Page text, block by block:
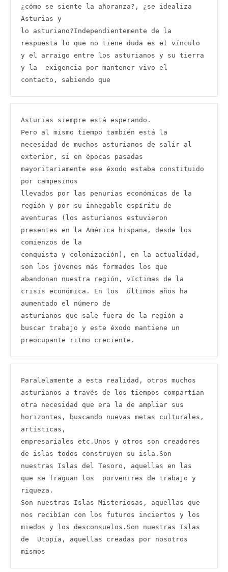
¿cómo se siente la añoranza?, ¿se idealiza
Asturias y
lo asturiano?Independientemente de la
respuesta lo que no tiene duda es el vínculo
y el arraigo entre los asturianos y su tierra
y la  exigencia por mantener vivo el
contacto, sabiendo que
Asturias siempre está esperando.
Pero al mismo tiempo también está la
necesidad de muchos asturianos de salir al
exterior, si en épocas pasadas
mayoritariamente ese éxodo estaba constituido
por campesinos
llevados por las penurias económicas de la
región y por su innegable espíritu de
aventuras (los asturianos estuvieron
presentes en la América hispana, desde los
comienzos de la
conquista y colonización), en la actualidad,
son los jóvenes más formados los que
abandonan nuestra región, víctimas de la
crisis económica. En los  últimos años ha
aumentado el número de
asturianos que sale fuera de la región a
buscar trabajo y este éxodo mantiene un
preocupante ritmo creciente.
Paralelamente a esta realidad, otros muchos
asturianos a través de los tiempos compartían
otra necesidad que era la de ampliar sus
horizontes, buscando nuevas metas culturales,
artísticas,
empresariales etc.Unos y otros son creadores
de islas todos construyen su isla.Son
nuestras Islas del Tesoro, aquellas en las
que se fraguan los  porvenires de trabajo y
riqueza.
Son nuestras Islas Misteriosas, aquellas que
nos recibían con los futuros inciertos y los
miedos y los desconsuelos.Son nuestras Islas
de  Utopía, aquellas creadas por nosotros
mismos